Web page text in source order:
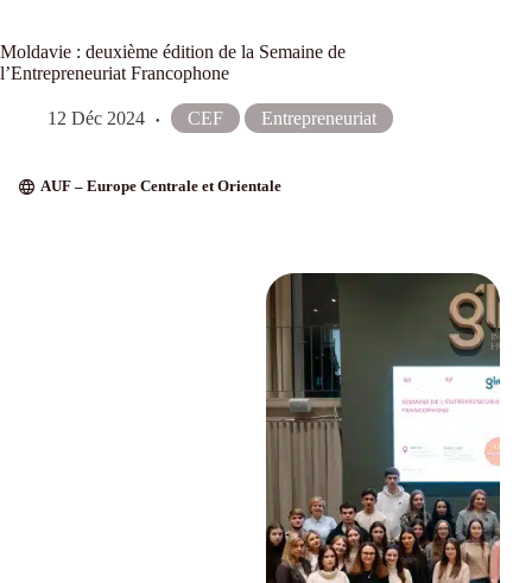
Moldavie : deuxième édition de la Semaine de
l’Entrepreneuriat Francophone
12 Déc 2024 CEF Entrepreneuriat
AUF – Europe Centrale et Orientale